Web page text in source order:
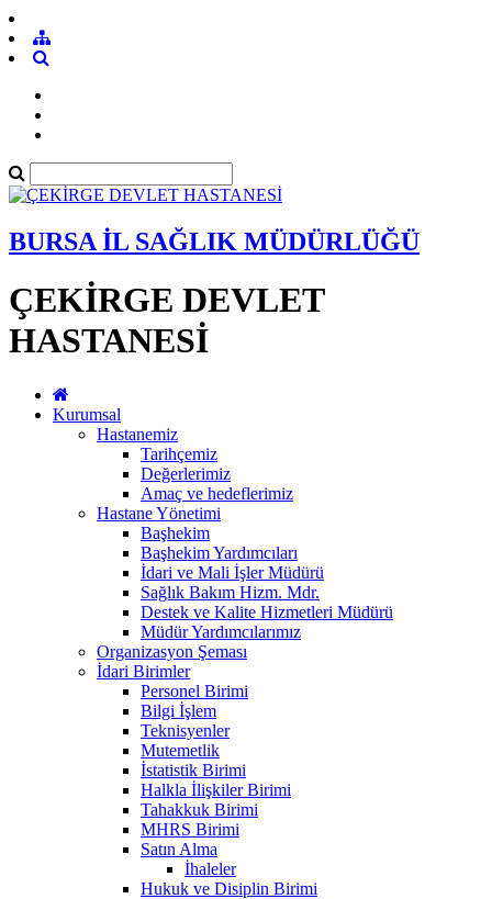
BURSA İL SAĞLIK MÜDÜRLÜĞÜ
ÇEKİRGE DEVLET
HASTANESİ
Kurumsal
Hastanemiz
Tarihçemiz
Değerlerimiz
Amaç ve hedeflerimiz
Hastane Yönetimi
Başhekim
Başhekim Yardımcıları
İdari ve Mali İşler Müdürü
Sağlık Bakım Hizm. Mdr.
Destek ve Kalite Hizmetleri Müdürü
Müdür Yardımcılarımız
Organizasyon Şeması
İdari Birimler
Personel Birimi
Bilgi İşlem
Teknisyenler
Mutemetlik
İstatistik Birimi
Halkla İlişkiler Birimi
Tahakkuk Birimi
MHRS Birimi
Satın Alma
İhaleler
Hukuk ve Disiplin Birimi